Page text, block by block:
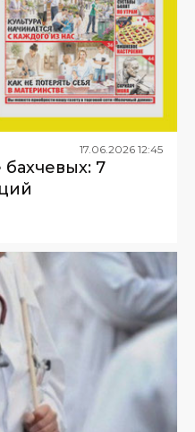
17 06 2026 12:45
7